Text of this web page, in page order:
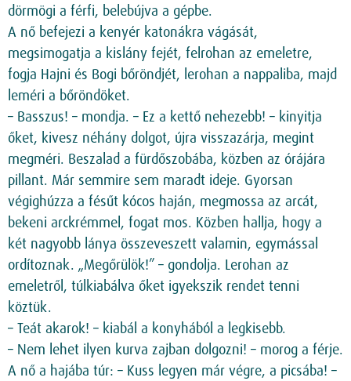
dörmögi a férfi, belebújva a gépbe.
A nő befejezi a kenyér katonákra vágását,
megsimogatja a kislány fejét, felrohan az emeletre,
fogja Hajni és Bogi bőröndjét, lerohan a nappaliba, majd
leméri a bőröndöket.
– Basszus! – mondja. – Ez a kettő nehezebb! – kinyitja
őket, kivesz néhány dolgot, újra visszazárja, megint
megméri. Beszalad a fürdőszobába, közben az órájára
pillant. Már semmire sem maradt ideje. Gyorsan
végighúzza a fésűt kócos haján, megmossa az arcát,
bekeni arckrémmel, fogat mos. Közben hallja, hogy a
két nagyobb lánya összeveszett valamin, egymással
ordítoznak. „Megőrülök!” – gondolja. Lerohan az
emeletről, túlkiabálva őket igyekszik rendet tenni
köztük.
– Teát akarok! – kiabál a konyhából a legkisebb.
– Nem lehet ilyen kurva zajban dolgozni! – morog a férje.
A nő a hajába túr: – Kuss legyen már végre, a picsába! –